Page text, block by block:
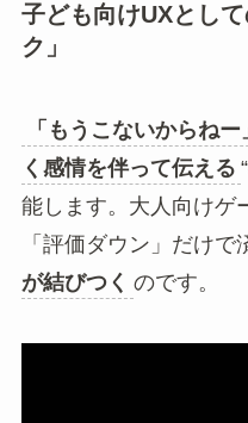
子ども向けUXとし
ク」
「もうこないからねー
く感情を伴って伝える
能します。大人向けゲ
「評価ダウン」だけで
が結びつく のです。